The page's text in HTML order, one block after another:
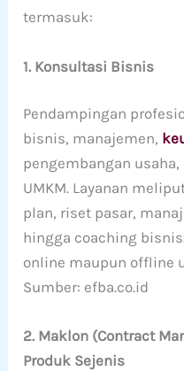
termasuk:
1. Konsultasi Bisnis
Pendampingan
bisnis, manajemen,
pengembangan
UMKM. Layanan
plan, riset pasar,
hingga coaching
online maupun offline
Sumber: efba.co.id
2. Maklon (Contract
Produk Sejenis